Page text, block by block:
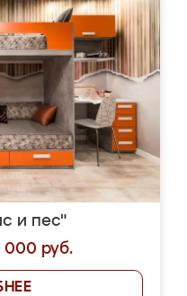
и пес"
000 руб.